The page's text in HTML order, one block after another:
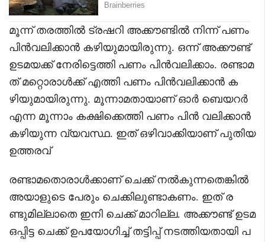
മൂന്ന് തരത്തിൽ ട്രഷറി അക്കൗണ്ടിൽ നിന്ന് പണം
പിൻവലിക്കാൻ കഴിയുമായിരുന്നു. ഒന്ന് അക്കൗണ്ട്
ഉടമയക്ക് നേരിട്ടെത്തി പണം പിൻവലിക്കാം. രണ്ടാമ
ത് മറ്റൊരാൾക്ക് എത്തി പണം പിൻവലിക്കാൻ ക
ഴിയുമായിരുന്നു. മൂന്നാമതായാണ് ഓർ ബെയറർ
എന്ന മൂന്നാം കക്ഷിക്കെത്തി പണം പിൻ വലിക്കാൻ
കഴിയുന്ന വ്യവസ്ഥ. ഇത് ഒഴിവാക്കിയാണ് പുതിയ
ഉത്തരവ്
രണ്ടാമതൊരാൾക്കാണ് ചെക്ക് നൽകുന്നതെങ്കിൽ
അയാളുടെ പേരും ചെക്കിലുണ്ടാകണം. ഇത് ര
ണ്ടുമില്ലാതെ ഇനി ചെക്ക് മാറില്ല. അക്കൗണ്ട് ഉടമ
ഒപ്പിട്ട ചെക്ക് ഉപയോഗിച്ച് തട്ടിപ്പ് നടത്തിയതായി പ